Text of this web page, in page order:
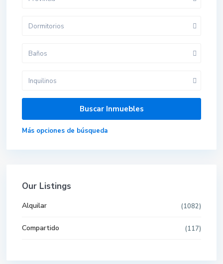
Dormitorios
Baños
Inquilinos
Más opciones de búsqueda
Our Listings
Alquilar (1082)
Compartido (117)